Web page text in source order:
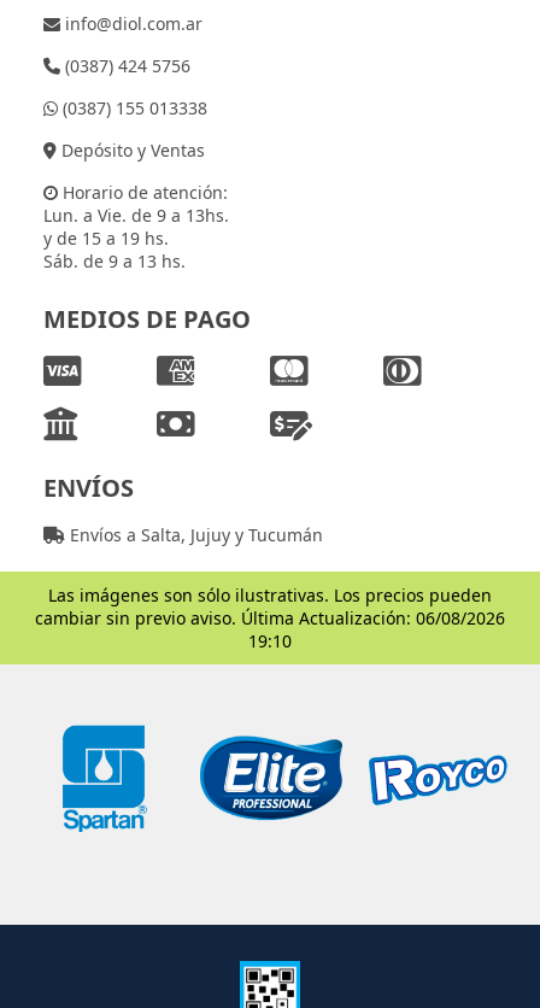
info@diol.com.ar
(0387) 424 5756
(0387) 155 013338
Depósito y Ventas
Horario de atención:
Lun. a Vie. de 9 a 13hs.
y de 15 a 19 hs.
Sáb. de 9 a 13 hs.
MEDIOS DE PAGO
ENVÍOS
Envíos a Salta, Jujuy y Tucumán
Las imágenes son sólo ilustrativas. Los precios pueden
cambiar sin previo aviso. Última Actualización: 06/08/2026
19:10